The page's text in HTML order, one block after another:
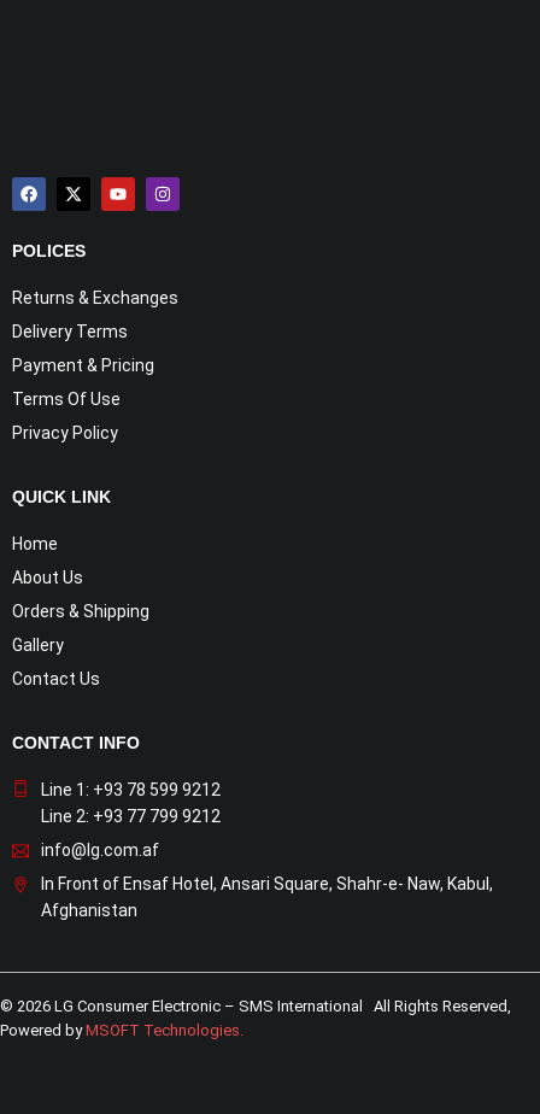
POLICES
Returns & Exchanges
Delivery Terms
Payment & Pricing
Terms Of Use
Privacy Policy
QUICK LINK
Home
About Us
Orders & Shipping
Gallery
Contact Us
CONTACT INFO
Line 1: +93 78 599 9212
Line 2: +93 77 799 9212
info@lg.com.af
In Front of Ensaf Hotel, Ansari Square, Shahr-e- Naw, Kabul,
Afghanistan
© 2026 LG Consumer Electronic – SMS International All Rights Reserved,
Powered byMSOFT Technologies.